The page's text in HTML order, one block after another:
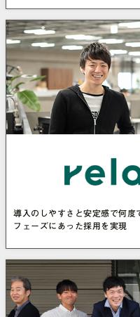
導入のしやすさと安定感で何度
フェーズにあった採用を実現